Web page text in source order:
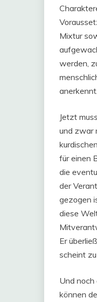
Mixtur
werden,
Jetzt
und zwar
für einen
die
der
gezogen
diese
Er
scheint
Und noch
können